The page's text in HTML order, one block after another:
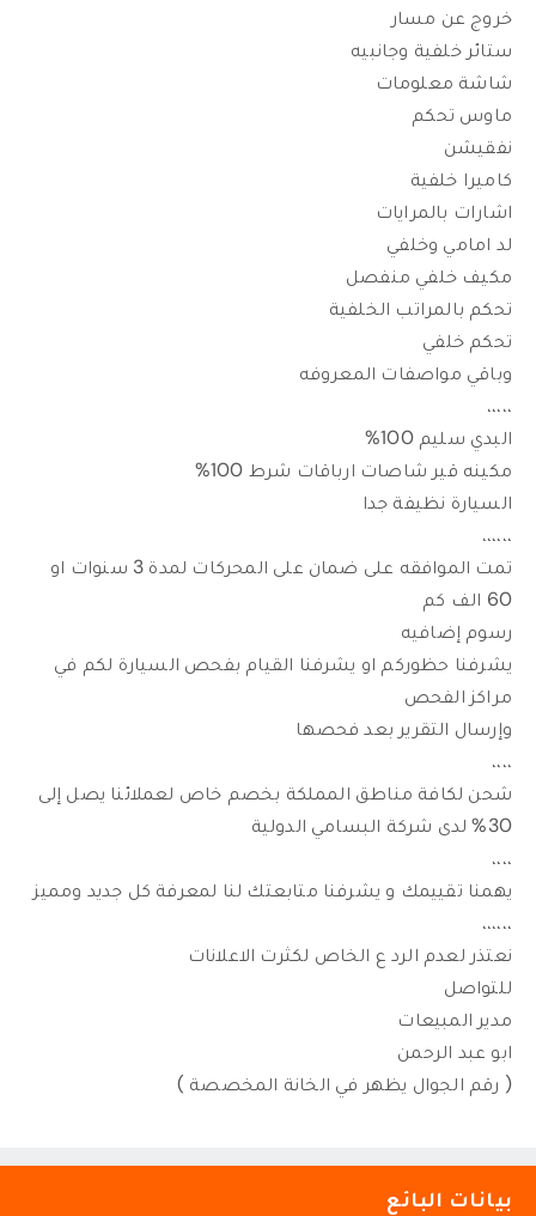
خروج عن مسار
ستائر خلفية وجانبيه
شاشة معلومات
ماوس تحكم
نفقيشن
كاميرا خلفية
اشارات بالمرايات
لد امامي وخلفي
مكيف خلفي منفصل
تحكم بالمراتب الخلفية
تحكم خلفي
وباقي مواصفات المعروفه
،،،،،
البدي سليم 100%
مكينه قير شاصات ارباقات شرط 100%
السيارة نظيفة جدا
،،،،،،
تمت الموافقه على ضمان على المحركات لمدة 3 سنوات او
60 الف كم
رسوم إضافيه
يشرفنا حظوركم او يشرفنا القيام بفحص السيارة لكم في
مراكز الفحص
وإرسال التقرير بعد فحصها
،،،،
شحن لكافة مناطق المملكة بخصم خاص لعملائنا يصل إلى
30% لدى شركة البسامي الدولية
،،،،
يهمنا تقييمك و يشرفنا متابعتك لنا لمعرفة كل جديد ومميز
،،،،،،
نعتذر لعدم الرد ع الخاص لكثرت الاعلانات
للتواصل
مدير المبيعات
ابو عبد الرحمن
( رقم الجوال يظهر في الخانة المخصصة )
بيانات البائع